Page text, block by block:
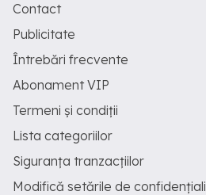
Contact
Publicitate
Întrebări frecvente
Abonament VIP
Termeni și condiții
Lista categoriilor
Siguranța tranzacțiilor
Modifică setările de